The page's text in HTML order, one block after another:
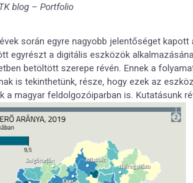
blog – Portfolio
során egyre nagyobb jelentőséget kapott
egyrészt a digitális eszközök
betöltött szerepe révén. Ennek a
is tekinthetünk, része, hogy ezek az
a magyar feldolgozóiparban is. Kutatásunk